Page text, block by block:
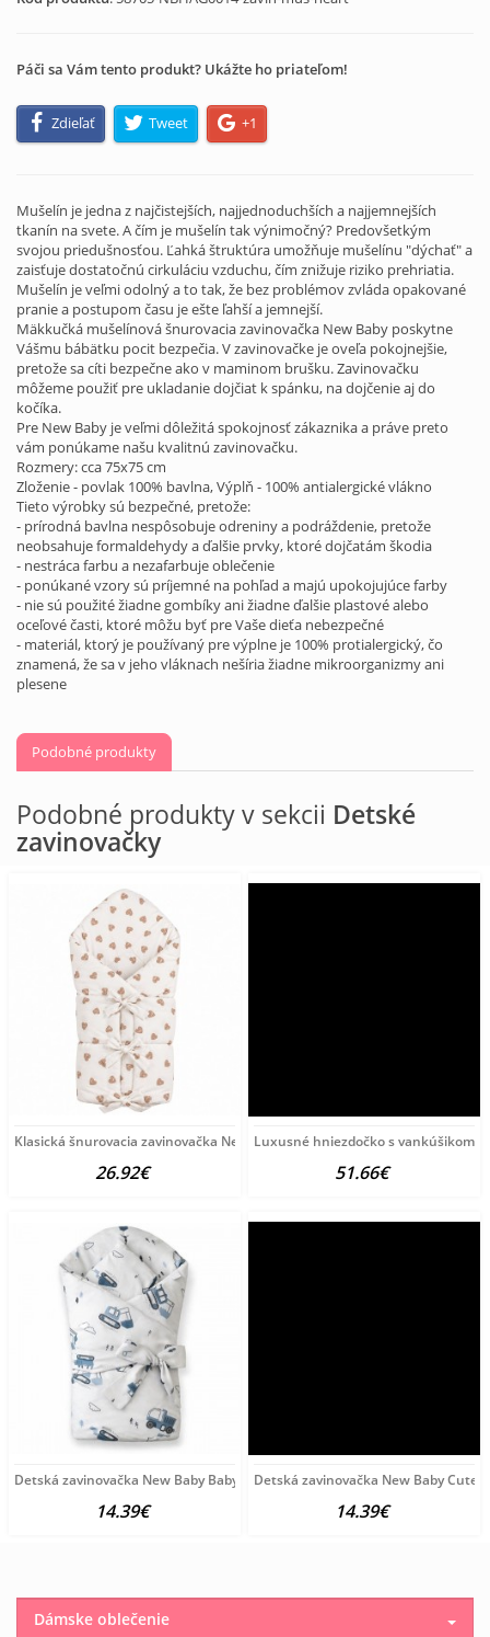
Páči sa Vám tento produkt? Ukážte ho priateľom!
Zdieľať Tweet +1
Mušelín je jedna z najčistejších, najjednoduchších a najjemnejších
tkanín na svete. A čím je mušelín tak výnimočný? Predovšetkým
svojou priedušnosťou. Ľahká štruktúra umožňuje mušelínu "dýchať" a
zaisťuje dostatočnú cirkuláciu vzduchu, čím znižuje riziko prehriatia.
Mušelín je veľmi odolný a to tak, že bez problémov zvláda opakované
pranie a postupom času je ešte ľahší a jemnejší.
Mäkkučká mušelínová šnurovacia zavinovačka New Baby poskytne
Vášmu bábätku pocit bezpečia. V zavinovačke je oveľa pokojnejšie,
pretože sa cíti bezpečne ako v maminom brušku. Zavinovačku
môžeme použiť pre ukladanie dojčiat k spánku, na dojčenie aj do
kočíka.
Pre New Baby je veľmi dôležitá spokojnosť zákaznika a práve preto
vám ponúkame našu kvalitnú zavinovačku.
Rozmery: cca 75x75 cm
Zloženie - povlak 100% bavlna, Výplň - 100% antialergické vlákno
Tieto výrobky sú bezpečné, pretože:
- prírodná bavlna nespôsobuje odreniny a podráždenie, pretože
neobsahuje formaldehydy a ďalšie prvky, ktoré dojčatám škodia
- nestráca farbu a nezafarbuje oblečenie
- ponúkané vzory sú príjemné na pohľad a majú upokojujúce farby
- nie sú použité žiadne gombíky ani žiadne ďalšie plastové alebo
oceľové časti, ktoré môžu byť pre Vaše dieťa nebezpečné
- materiál, ktorý je používaný pre výplne je 100% protialergický, čo
znamená, že sa v jeho vláknach nešíria žiadne mikroorganizmy ani
plesene
Podobné produkty
Podobné produkty v sekcii Detské
zavinovačky
Klasická šnurovacia zavinovačka New Baby srdiečka béžová
26.92€
Luxusné hniezdočko s vankúšikom
51.66€
Detská zavinovačka New Baby Baby Machines 80x80 cm podľa obrázku
14.39€
Detská zavinovačka New Baby Cute
14.39€
Dámske oblečenie